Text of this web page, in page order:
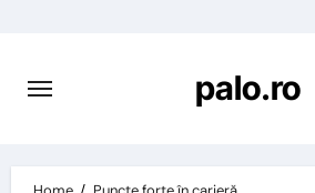
content
palo.ro